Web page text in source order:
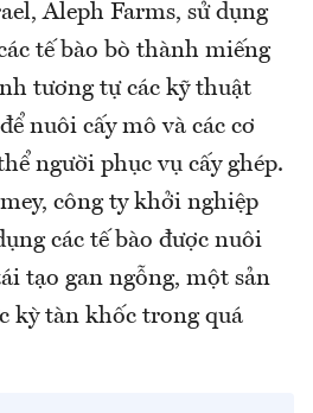
Aleph Farms, sử dụng
tế bào bò thành miếng
tương tự các kỹ thuật
nuôi cấy mô và các cơ
người phục vụ cấy ghép.
công ty khởi nghiệp
các tế bào được nuôi
tạo gan ngỗng, một sản
kỳ tàn khốc trong quá